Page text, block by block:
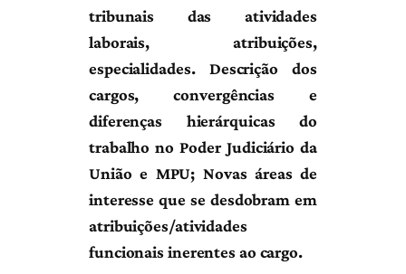
tribunais das atividades
laborais, atribuições,
especialidades. Descrição dos
cargos, convergências e
diferenças hierárquicas do
trabalho no Poder Judiciário da
União e MPU; Novas áreas de
interesse que se desdobram em
atribuições/atividades
funcionais inerentes ao cargo.